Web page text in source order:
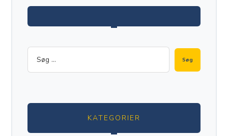
KATEGORIER